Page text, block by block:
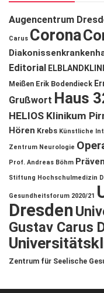
Augencentrum
Carus Corona
Editorial
Meißen Erik Bodendieck
Grußwort Haus
HELIOS Klinikum
Hören Krebs Künstliche
Zentrum Neurologie
Prof. Andreas Böhm
Stiftung Hochschulmedizin
Gesundheitsforum 2020/21
Dresden
Gustav Carus
Zentrum für Seelische